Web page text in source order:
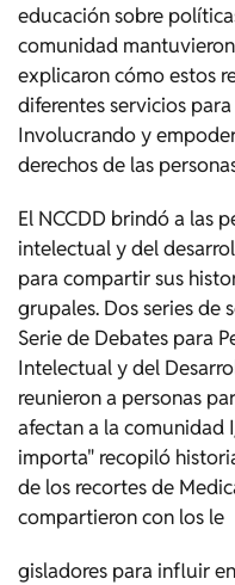
educación sobre
comunidad
explicaron cómo estos
diferentes servicios
Involucrando y
derechos de las
El NCCDD brindó a las
intelectual y del
para compartir sus
grupales. Dos series de
Serie de Debates para
Intelectual y del
reunieron a personas
afectan a la comunidad
importa" recopiló
de los recortes de
compartieron con los le
gisladores para influir